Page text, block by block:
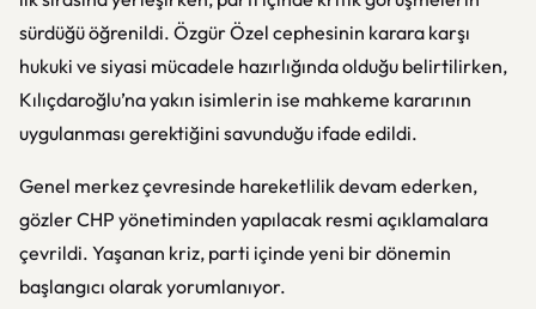
sürdüğü öğrenildi. Özgür Özel cephesinin karara karşı
hukuki ve siyasi mücadele hazırlığında olduğu belirtilirken,
Kılıçdaroğlu’na yakın isimlerin ise mahkeme kararının
uygulanması gerektiğini savunduğu ifade edildi.
Genel merkez çevresinde hareketlilik devam ederken,
gözler CHP yönetiminden yapılacak resmi açıklamalara
çevrildi. Yaşanan kriz, parti içinde yeni bir dönemin
başlangıcı olarak yorumlanıyor.